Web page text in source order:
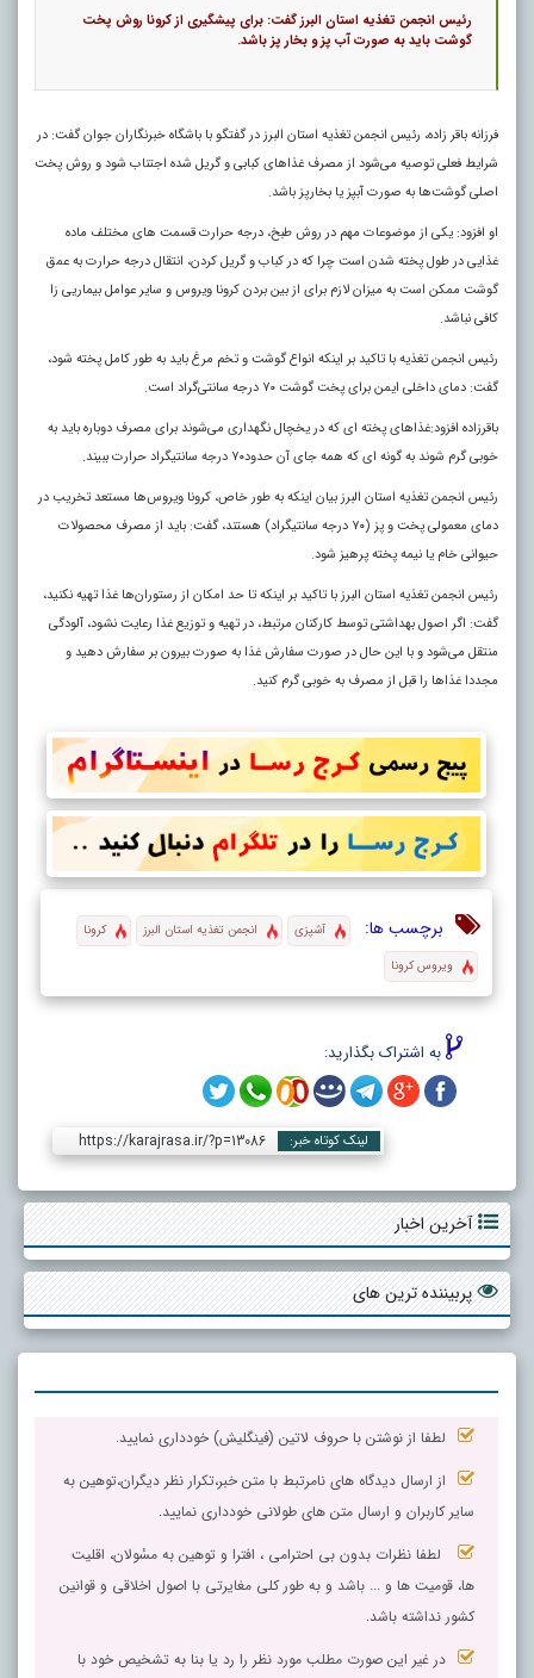
رئیس انجمن تغذیه استان البرز گفت: برای پیشگیری از کرونا روش پخت
گوشت باید به صورت آب پز و بخار پز باشد.
فرزانه باقر زاده، رئیس انجمن تغذیه استان البرز در گفتگو با باشگاه خبرنگاران جوان گفت: در
شرایط فعلی توصیه می‌شود از مصرف غذا‌های کبابی و گریل شده اجتناب شود و روش پخت
اصلی گوشت‌ها به صورت آبپز یا بخارپز باشد.
او افزود: یکی از موضوعات مهم در روش طبخ، درجه حرارت قسمت‌ های مختلف ماده
غذایی در طول پخته شدن است چرا که در کباب و گریل کردن، انتقال درجه حرارت به عمق
گوشت ممکن است به میزان لازم برای از بین بردن کرونا ویروس و سایر عوامل بیماریی زا
کافی نباشد.
رئیس انجمن تغذیه با تاکید بر اینکه انواع گوشت و تخم مرغ باید به طور کامل پخته شود،
گفت: دمای داخلی ایمن برای پخت گوشت ۷۰ درجه سانتی‌گراد است.
باقرزاده افزود:غذا‌های پخته‌ ای که در یخچال نگهداری می‌شوند برای مصرف دوباره باید به
خوبی گرم شوند به گونه‌ ای که همه جای آن حدود۷۰ درجه سانتیگراد حرارت ببیند.
رئیس انجمن تغذیه استان البرز بیان اینکه به طور خاص، کرونا ویروس‌ها مستعد تخریب در
دمای معمولی پخت و پز (۷۰ درجه سانتیگراد) هستند، گفت: باید از مصرف محصولات
حیوانی خام یا نیمه پخته پرهیز شود.
رئیس انجمن تغذیه استان البرز با تاکید بر اینکه تا حد امکان از رستوران‌ها غذا تهیه نکنید،
گفت: اگر اصول بهداشتی توسط کارکنان مرتبط، در تهیه و توزیع غذا رعایت نشود، آلودگی
منتقل می‌شود و با این حال در صورت سفارش غذا به صورت بیرون بر سفارش دهید و
مجددا غذا‌ها را قبل از مصرف به خوبی گرم کنید.
برچسب ها: آشپزی انجمن تغذیه استان البرز
کرونا
ویروس کرونا
به اشتراک بگذارید:
لینک کوتاه خبر: https://karajrasa.ir/?p=13086
آخرین اخبار
پربیننده ترین های
لطفا از نوشتن با حروف لاتین (فینگلیش) خودداری نمایید.
از ارسال دیدگاه های نامرتبط با متن خبر،تکرار نظر دیگران،توهین به
سایر کاربران و ارسال متن های طولانی خودداری نمایید.
لطفا نظرات بدون بی احترامی ، افترا و توهین به مسٔولان، اقلیت
ها، قومیت ها و ... باشد و به طور کلی مغایرتی با اصول اخلاقی و قوانین
کشور نداشته باشد.
در غیر این صورت مطلب مورد نظر را رد یا بنا به تشخیص خود با